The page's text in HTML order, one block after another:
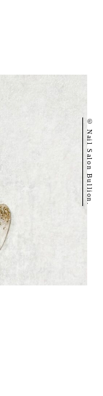
© Nail Salon Bullion.